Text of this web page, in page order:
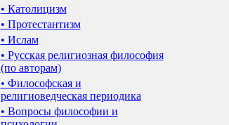
• Католицизм
• Протестантизм
• Ислам
• Русская религиозная философия
(по авторам)
• Философская и
религиоведческая периодика
• Вопросы философии и